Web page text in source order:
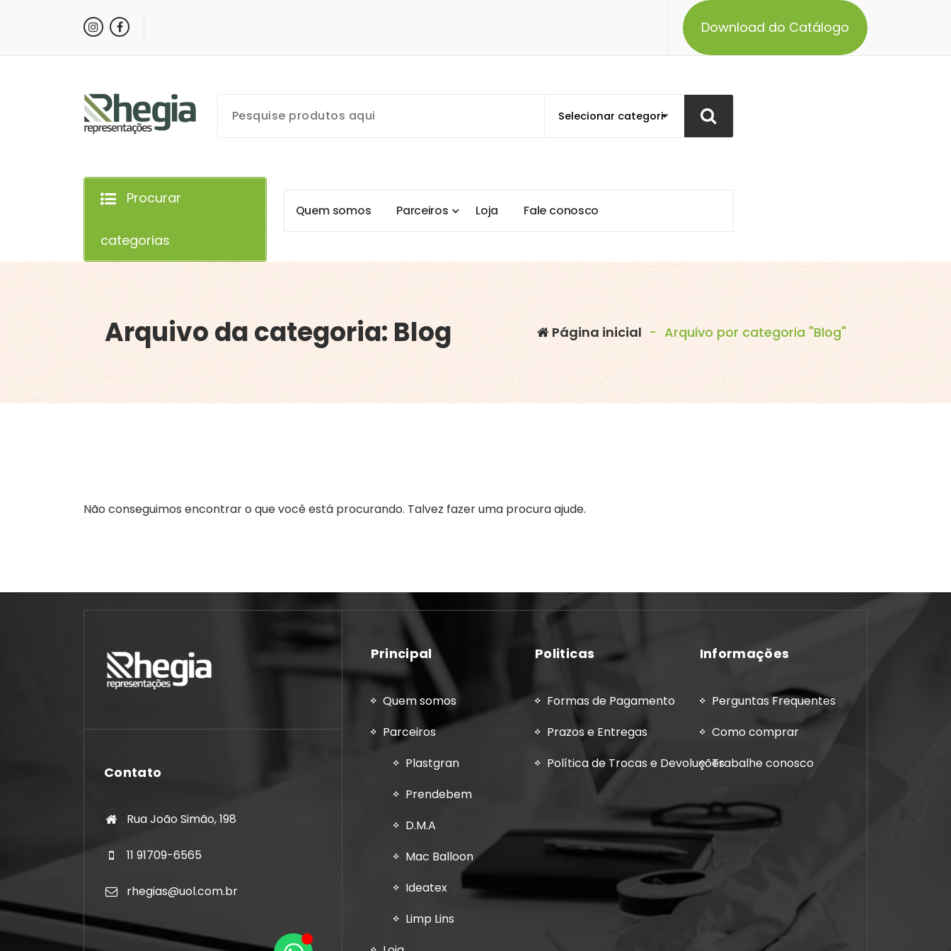
Download do Catálogo
Procurar
categorias
Quem somos Parceiros Loja Fale conosco
Arquivo da categoria: Blog Página inicial - Arquivo por categoria "Blog"
Não conseguimos encontrar o que você está procurando. Talvez fazer uma procura ajude.
Contato
Rua João Simão, 198
11 91709-6565
rhegias@uol.com.br
Principal
Quem somos
Parceiros
Plastgran
Prendebem
D.M.A
Mac Balloon
Ideatex
Limp Lins
Politicas
Formas de Pagamento
Prazos e Entregas
Política de Trocas e Devoluções
Informações
Perguntas Frequentes
Como comprar
Trabalhe conosco